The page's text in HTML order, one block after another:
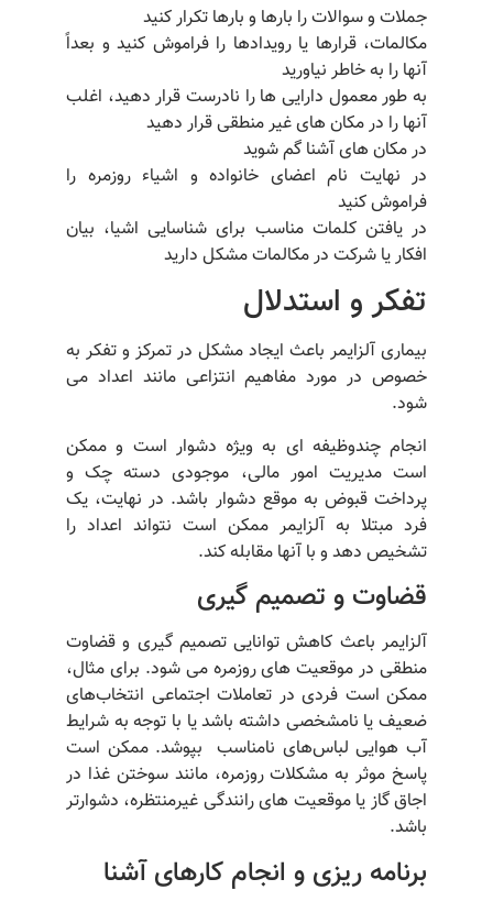
جملات و سوالات را بارها و بارها تکرار کنید
مکالمات، قرارها یا رویدادها را فراموش کنید و بعداً
آنها را به خاطر نیاورید
به طور معمول دارایی ها را نادرست قرار دهید، اغلب
آنها را در مکان های غیر منطقی قرار دهید
در مکان های آشنا گم شوید
در نهایت نام اعضای خانواده و اشیاء روزمره را
فراموش کنید
در یافتن کلمات مناسب برای شناسایی اشیا، بیان
افکار یا شرکت در مکالمات مشکل دارید
تفکر و استدلال
بیماری آلزایمر باعث ایجاد مشکل در تمرکز و تفکر به
خصوص در مورد مفاهیم انتزاعی مانند اعداد می
شود.
انجام چندوظیفه ای به ویژه دشوار است و ممکن
است مدیریت امور مالی، موجودی دسته چک و
پرداخت قبوض به موقع دشوار باشد. در نهایت، یک
فرد مبتلا به آلزایمر ممکن است نتواند اعداد را
تشخیص دهد و با آنها مقابله کند.
قضاوت و تصمیم گیری
آلزایمر باعث کاهش توانایی تصمیم گیری و قضاوت
منطقی در موقعیت های روزمره می شود. برای مثال،
ممکن است فردی در تعاملات اجتماعی انتخاب‌های
ضعیف یا نامشخصی داشته باشد یا با توجه به شرایط
آب هوایی لباس‌های نامناسب بپوشد. ممکن است
پاسخ موثر به مشکلات روزمره، مانند سوختن غذا در
اجاق گاز یا موقعیت های رانندگی غیرمنتظره، دشوارتر
باشد.
برنامه ریزی و انجام کارهای آشنا